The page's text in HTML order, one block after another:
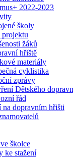
2022-2023
školy
projektu
žáků
hřiště
materiály
cyklistika
zprávy
Dětského
řád
na dopravním hřišti
školce
ke stažení